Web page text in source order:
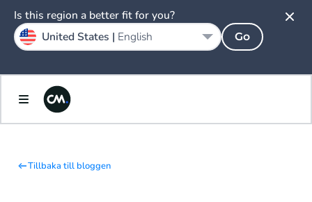
Tillbaka till bloggen
Is this region a better fit for you?
United States | English Go